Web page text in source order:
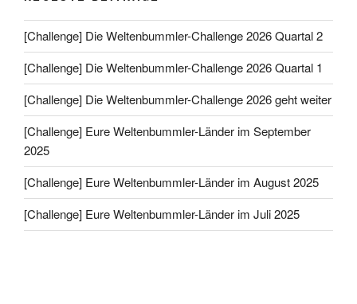
[Challenge] Die Weltenbummler-Challenge 2026 Quartal 2
[Challenge] Die Weltenbummler-Challenge 2026 Quartal 1
[Challenge] Die Weltenbummler-Challenge 2026 geht weiter
[Challenge] Eure Weltenbummler-Länder im September
2025
[Challenge] Eure Weltenbummler-Länder im August 2025
[Challenge] Eure Weltenbummler-Länder im Juli 2025